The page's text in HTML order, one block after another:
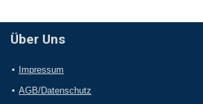
Über Uns
Impressum
AGB/Datenschutz